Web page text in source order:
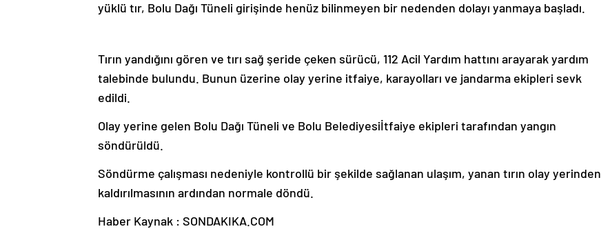
yüklü tır, Bolu Dağı Tüneli girişinde henüz bilinmeyen bir nedenden dolayı yanmaya başladı.
Tırın yandığını gören ve tırı sağ şeride çeken sürücü, 112 Acil Yardım hattını arayarak yardım
talebinde bulundu. Bunun üzerine olay yerine itfaiye, karayolları ve jandarma ekipleri sevk
edildi.
Olay yerine gelen Bolu Dağı Tüneli ve Bolu Belediyesiİtfaiye ekipleri tarafından yangın
söndürüldü.
Söndürme çalışması nedeniyle kontrollü bir şekilde sağlanan ulaşım, yanan tırın olay yerinden
kaldırılmasının ardından normale döndü.
Haber Kaynak : SONDAKIKA.COM